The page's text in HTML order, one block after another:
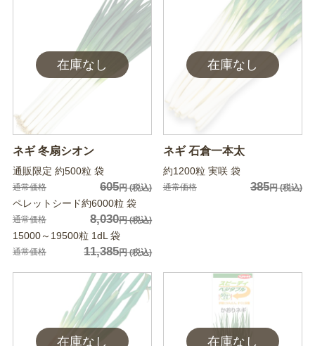
ネギ 冬扇シオン
通販限定 約500粒 袋
通常価格 605円(税込)
ペレットシード約6000粒 袋
通常価格 8,030円(税込)
15000～19500粒 1dL 袋
通常価格 11,385円(税込)
ネギ 石倉一本太
約1200粒 実咲 袋
通常価格 385円(税込)